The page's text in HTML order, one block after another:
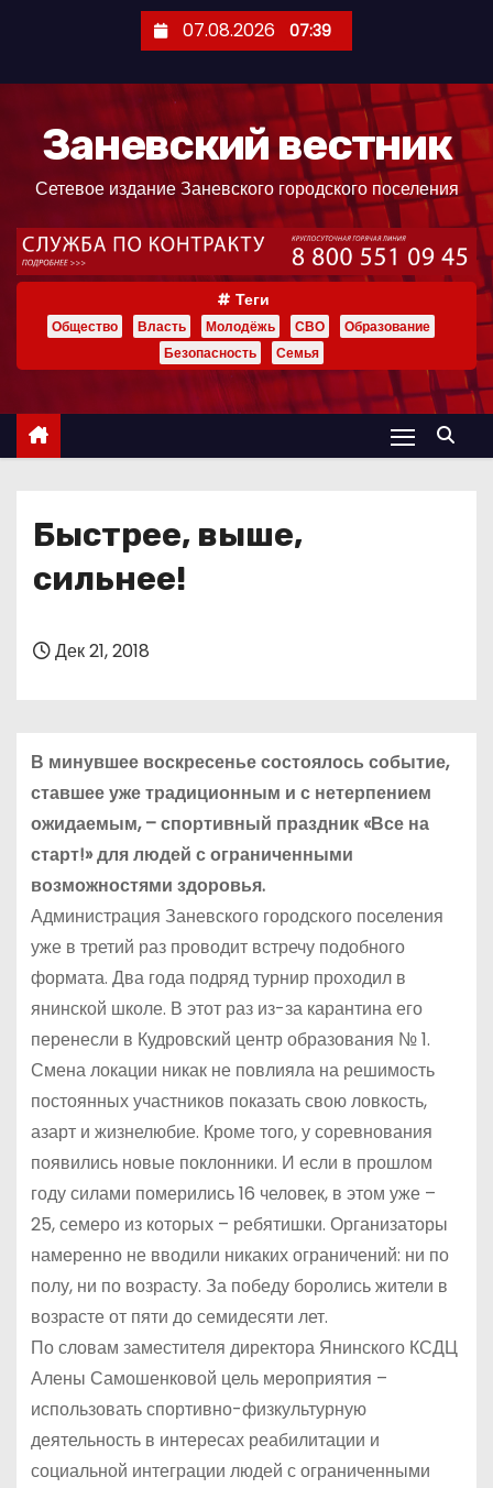
ж
07.08.2026 07:39
Заневский вестник
Сетевое издание Заневского городского поселения
Теги
Общество Власть Молодёжь СВО
Образование
Безопасность
Семья
Быстрее, выше,
сильнее!
Дек 21, 2018
В минувшее воскресенье состоялось событие,
ставшее уже традиционным и с нетерпением
ожидаемым, – спортивный праздник «Все на
старт!» для людей с ограниченными
возможностями здоровья.
Администрация Заневского городского поселения
уже в третий раз проводит встречу подобного
формата. Два года подряд турнир проходил в
янинской школе. В этот раз из-за карантина его
перенесли в Кудровский центр образования № 1.
Смена локации никак не повлияла на решимость
постоянных участников показать свою ловкость,
азарт и жизнелюбие. Кроме того, у соревнования
появились новые поклонники. И если в прошлом
году силами померились 16 человек, в этом уже –
25, семеро из которых – ребятишки. Организаторы
намеренно не вводили никаких ограничений: ни по
полу, ни по возрасту. За победу боролись жители в
возрасте от пяти до семидесяти лет.
По словам заместителя директора Янинского КСДЦ
Алены Самошенковой цель мероприятия –
использовать спортивно-физкультурную
деятельность в интересах реабилитации и
социальной интеграции людей с ограниченными